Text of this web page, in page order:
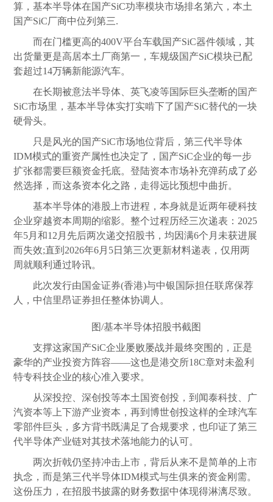
算，基本半导体在国产SiC功率模块市场排名第六，本土
国产SiC厂商中位列第三.
而在门槛更高的400V平台车载国产SiC器件领域，其
出货量更是高居本土厂商第一，车规级国产SiC模块已配
套超过14万辆新能源汽车。
在长期被意法半导体、英飞凌等国际巨头垄断的国产
SiC市场里，基本半导体实打实啃下了国产SiC替代的一块
硬骨头。
只是风光的国产SiC市场地位背后，第三代半导体
IDM模式的重资产属性也决定了，国产SiC企业的每一步
扩张都需要巨额资金托底。登陆资本市场补充弹药成了必
然选择，而这条资本化之路，走得远比预想中曲折。
基本半导体的港股上市进程，本身就是近两年硬科技
企业穿越资本周期的缩影。整个过程历经三次递表：2025
年5月和12月先后两次递交招股书，均因满6个月未获进展
而失效;直到2026年6月5日第三次更新材料递表，仅用两
周就顺利通过聆讯。
此次发行由国金证券(香港)与中银国际担任联席保荐
人，中信里昂证券担任整体协调人。
图/基本半导体招股书截图
支撑这家国产SiC企业屡败屡战并最终突围的，正是
豪华的产业投资方阵容——这也是港交所18C章对未盈利
特专科技企业的核心准入要求。
从深投控、深创投等本土国资创投，到闻泰科技、广
汽资本等上下游产业资本，再到博世创投这样的全球汽车
零部件巨头，多方背书既满足了合规要求，也印证了第三
代半导体产业链对其技术落地能力的认可。
两次折戟仍坚持冲击上市，背后从来不是简单的上市
执念，而是第三代半导体IDM模式与生俱来的资金刚需。
这份压力，在招股书披露的财务数据中体现得淋漓尽致。